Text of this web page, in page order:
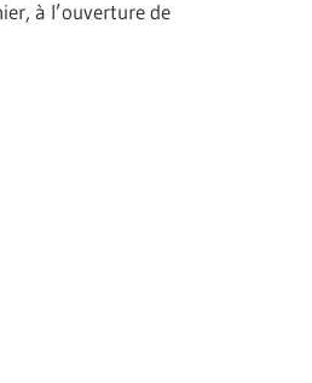
à l’ouverture de